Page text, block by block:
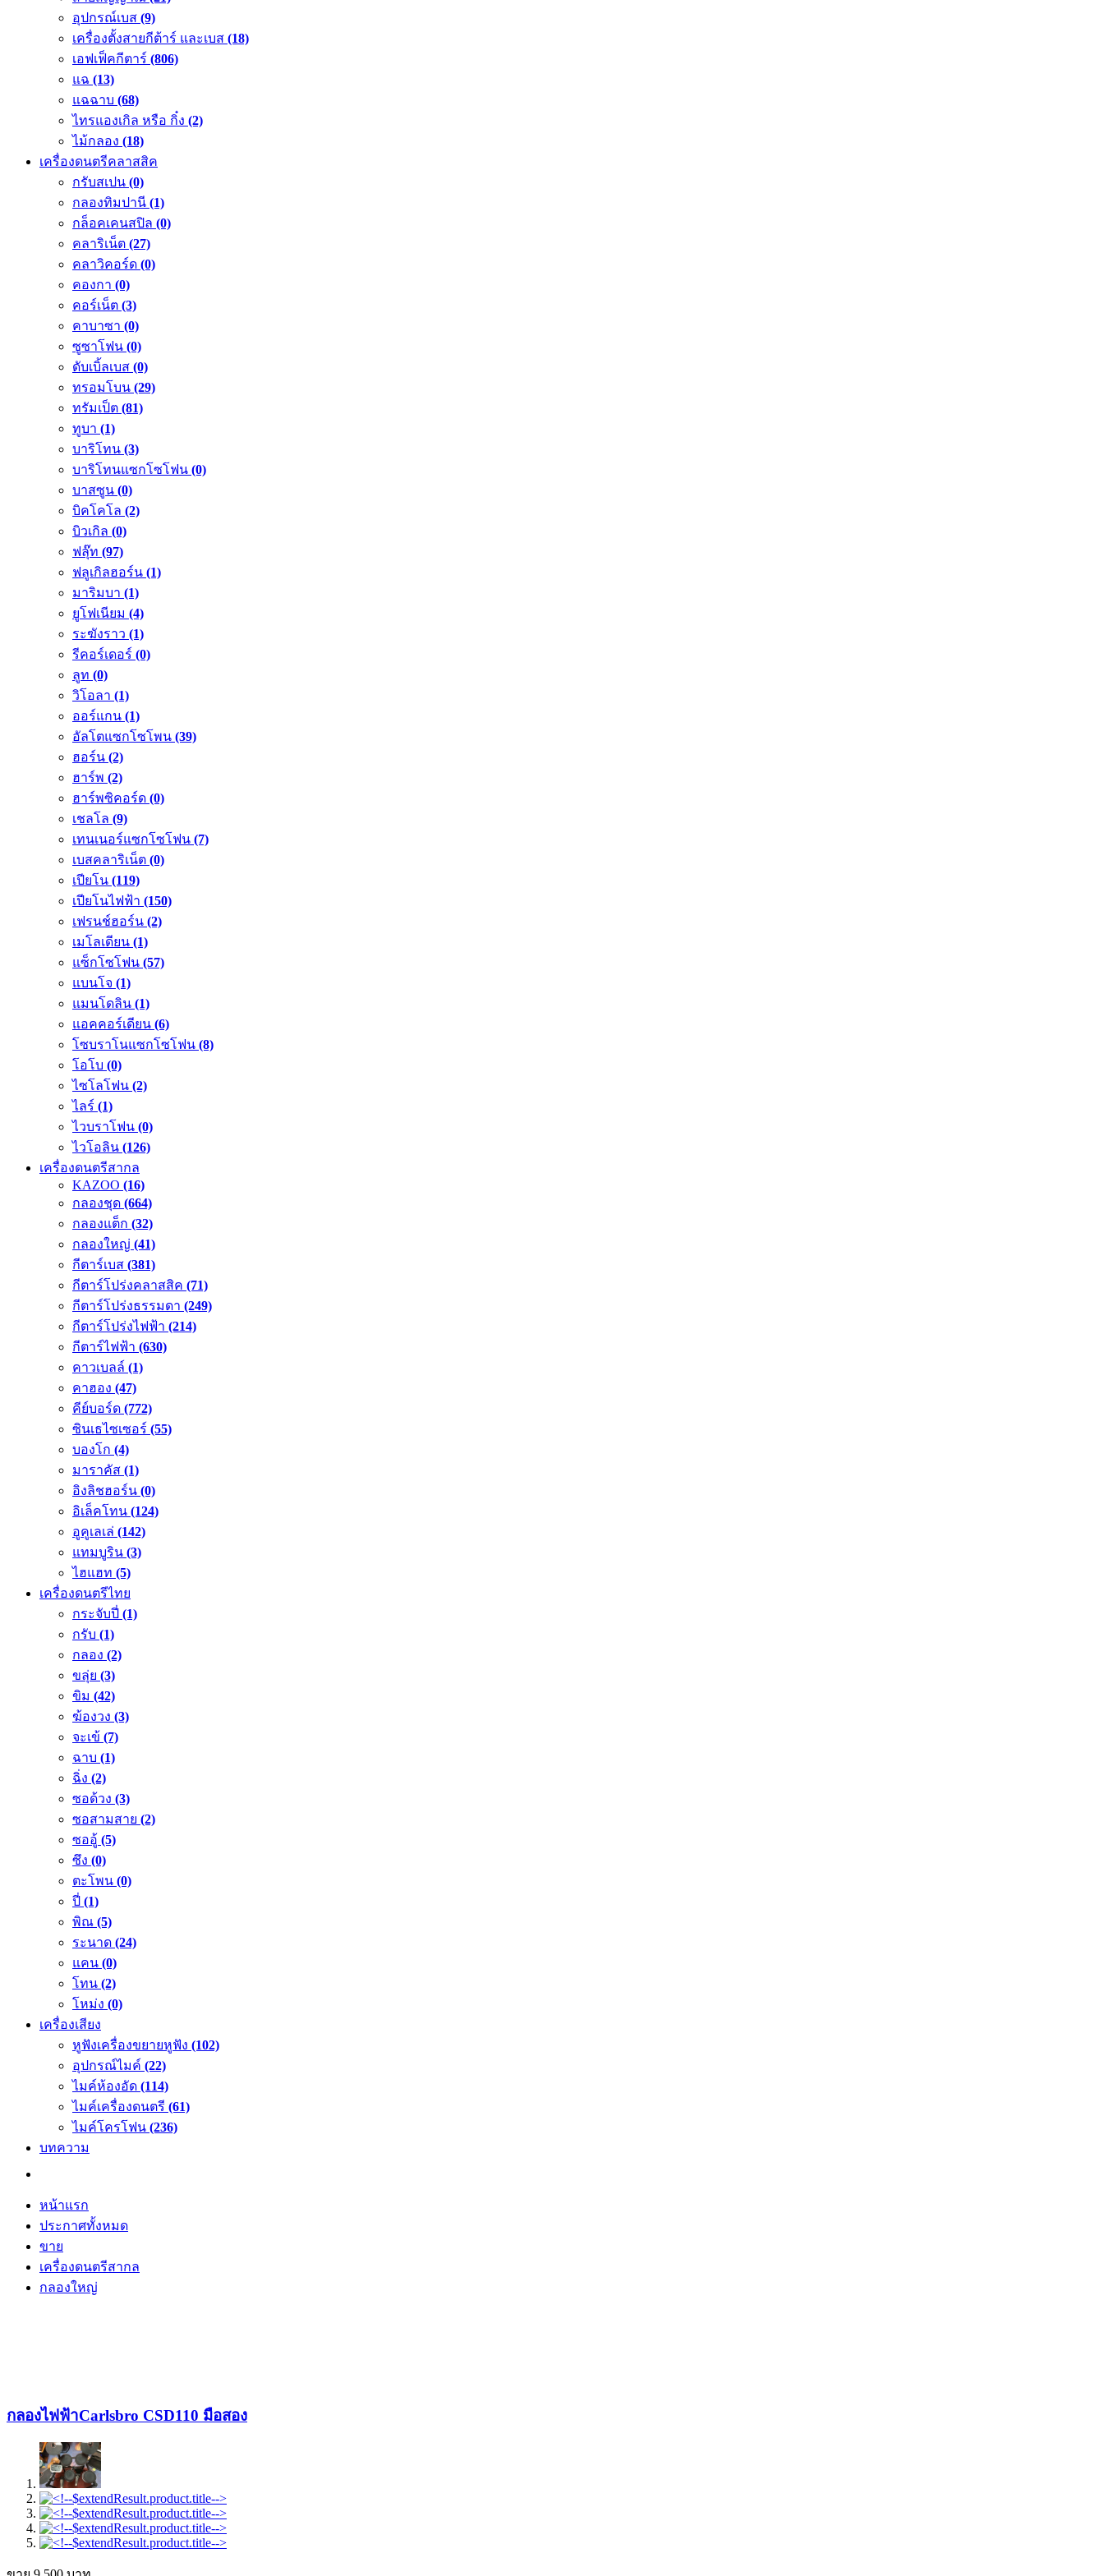
อุปกรณ์เบส (9)
เครื่องตั้งสายกีต้าร์ และเบส (18)
เอฟเฟ็คกีตาร์ (806)
แฉ (13)
แฉฉาบ (68)
ไทรแองเกิล หรือ กิ๋ง (2)
ไม้กลอง (18)
เครื่องดนตรีคลาสสิค
กรับสเปน (0)
กลองทิมปานี (1)
กล็อคเคนสปิล (0)
คลาริเน็ต (27)
คลาวิคอร์ด (0)
คองกา (0)
คอร์เน็ต (3)
คาบาซา (0)
ซูซาโฟน (0)
ดับเบิ้ลเบส (0)
ทรอมโบน (29)
ทรัมเป็ต (81)
ทูบา (1)
บาริโทน (3)
บาริโทนแซกโซโฟน (0)
บาสซูน (0)
บิคโคโล (2)
บิวเกิล (0)
ฟลุ๊ท (97)
ฟลูเกิลฮอร์น (1)
มาริมบา (1)
ยูโฟเนียม (4)
ระฆังราว (1)
รีคอร์เดอร์ (0)
ลูท (0)
วิโอลา (1)
ออร์แกน (1)
อัลโตแซกโซโพน (39)
ฮอร์น (2)
ฮาร์พ (2)
ฮาร์พซิคอร์ด (0)
เชลโล (9)
เทนเนอร์แซกโซโฟน (7)
เบสคลาริเน็ต (0)
เปียโน (119)
เปียโนไฟฟ้า (150)
เฟรนช์ฮอร์น (2)
เมโลเดียน (1)
แซ็กโซโฟน (57)
แบนโจ (1)
แมนโดลิน (1)
แอคคอร์เดียน (6)
โซบราโนแซกโซโฟน (8)
โอโบ (0)
ไซโลโฟน (2)
ไลร์ (1)
ไวบราโฟน (0)
ไวโอลิน (126)
เครื่องดนตรีสากล
KAZOO (16)
กลองชุด (664)
กลองแต็ก (32)
กลองใหญ่ (41)
กีตาร์เบส (381)
กีตาร์โปร่งคลาสสิค (71)
กีตาร์โปร่งธรรมดา (249)
กีตาร์โปร่งไฟฟ้า (214)
กีตาร์ไฟฟ้า (630)
คาวเบลล์ (1)
คาฮอง (47)
คีย์บอร์ด (772)
ซินเธไซเซอร์ (55)
บองโก (4)
มาราคัส (1)
อิงลิชฮอร์น (0)
อิเล็คโทน (124)
อูคูเลเล่ (142)
แทมบูริน (3)
ไฮแฮท (5)
เครื่องดนตรีไทย
กระจับปี่ (1)
กรับ (1)
กลอง (2)
ขลุ่ย (3)
ขิม (42)
ฆ้องวง (3)
จะเข้ (7)
ฉาบ (1)
ฉิ่ง (2)
ซอด้วง (3)
ซอสามสาย (2)
ซออู้ (5)
ซึง (0)
ตะโพน (0)
ปี่ (1)
พิณ (5)
ระนาด (24)
แคน (0)
โทน (2)
โหม่ง (0)
เครื่องเสียง
หูฟังเครื่องขยายหูฟัง (102)
อุปกรณ์ไมค์ (22)
ไมค์ห้องอัด (114)
ไมค์เครื่องดนตรี (61)
ไมค์โครโฟน (236)
บทความ
หน้าแรก
ประกาศทั้งหมด
ขาย
เครื่องดนตรีสากล
กลองใหญ่
กลองไฟฟ้าCarlsbro CSD110 มือสอง